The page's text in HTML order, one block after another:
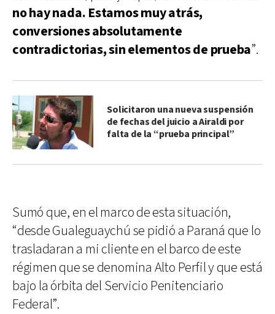
no hay nada. Estamos muy atrás,
conversiones absolutamente
contradictorias, sin elementos de prueba”.
Solicitaron una nueva suspensión
de fechas del juicio a Airaldi por
falta de la “prueba principal”
Sumó que, en el marco de esta situación,
“desde Gualeguaychú se pidió a Paraná que lo
trasladaran a mi cliente en el barco de este
régimen que se denomina Alto Perfil y que está
bajo la órbita del Servicio Penitenciario
Federal”.